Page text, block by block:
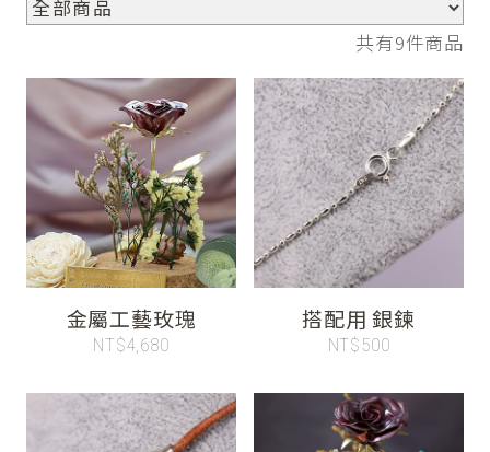
共有9件商品
金屬工藝玫瑰
NT$4,680
搭配用 銀鍊
NT$500